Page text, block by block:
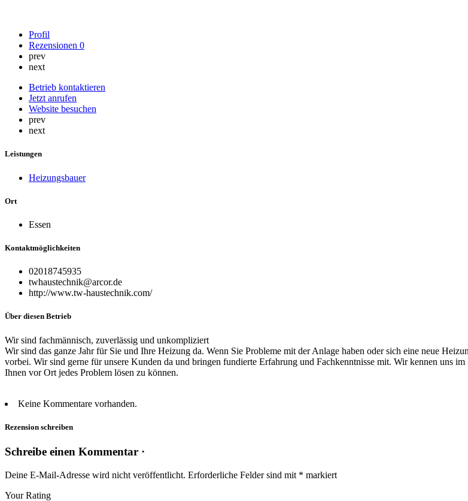
Profil
Rezensionen 0
prev
next
Betrieb kontaktieren
Jetzt anrufen
Website besuchen
prev
next
Leistungen
Heizungsbauer
Ort
Essen
Kontaktmöglichkeiten
02018745935
twhaustechnik@arcor.de
http://www.tw-haustechnik.com/
Über diesen Betrieb
Wir sind fachmännisch, zuverlässig und unkompliziert
Wir sind das ganze Jahr für Sie und Ihre Heizung da. Wenn Sie Probleme mit der Anlage haben oder sich eine neue
vorbei. Wir sind gerne für unsere Kunden da und bringen fundierte Erfahrung und Fachkenntnisse mit. Wir kennen uns
Ihnen vor Ort jedes Problem lösen zu können.
Keine Kommentare vorhanden.
Rezension schreiben
Schreibe einen Kommentar ·
Deine E-Mail-Adresse wird nicht veröffentlicht. Erforderliche Felder sind mit * markiert
Your Rating